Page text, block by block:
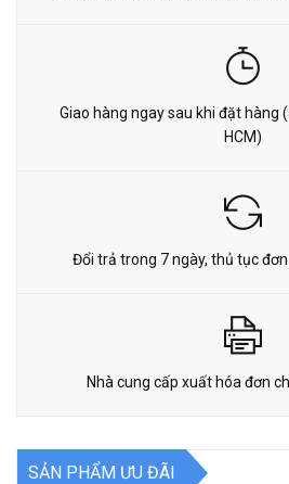
Giao hàng ngay sau khi đặt hàng
HCM)
Đổi trả trong 7 ngày, thủ tục
Nhà cung cấp xuất hóa đơn
SẢN PHẨM ƯU ĐÃI